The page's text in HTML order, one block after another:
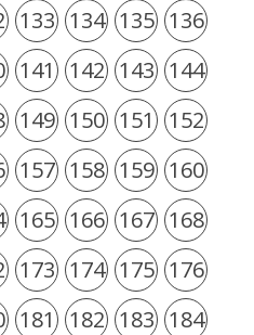
133 134 135 136
141 142 143 144
149 150 151 152
157 158 159 160
165 166 167 168
173 174 175 176
181 182 183 184